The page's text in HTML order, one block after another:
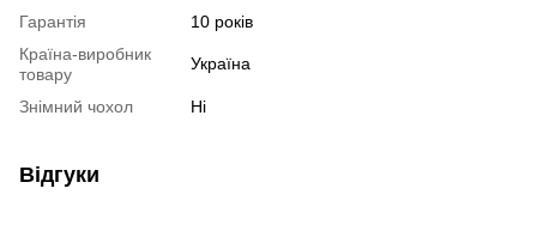
Гарантія
10 років
Країна-виробник
товару
Україна
Знімний чохол Ні
Відгуки